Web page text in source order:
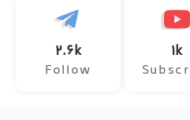
1k
2.6k
Follow